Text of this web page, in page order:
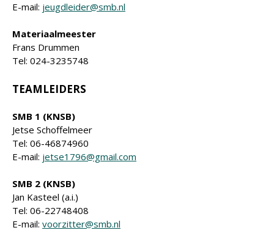
E-mail: jeugdleider@smb.nl
Materiaalmeester
Frans Drummen
Tel: 024-3235748
TEAMLEIDERS
SMB 1 (KNSB)
Jetse Schoffelmeer
Tel: 06-46874960
E-mail: jetse1796@gmail.com
SMB 2 (KNSB)
Jan Kasteel (a.i.)
Tel: 06-22748408
E-mail: voorzitter@smb.nl